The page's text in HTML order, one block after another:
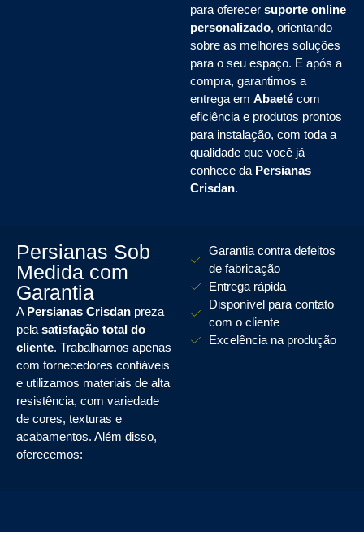
para oferecer suporte online
personalizado, orientando
sobre as melhores soluções
para o seu espaço. E após a
compra, garantimos a
entrega em Abaeté com
eficiência e produtos prontos
para instalação, com toda a
qualidade que você já
conhece da Persianas
Crisdan.
Persianas Sob
Medida com
Garantia
A Persianas Crisdan preza
pela satisfação total do
cliente. Trabalhamos apenas
com fornecedores confiáveis
e utilizamos materiais de alta
resistência, com variedade
de cores, texturas e
acabamentos. Além disso,
oferecemos:
Garantia contra defeitos
de fabricação
Entrega rápida
Disponível para contato
com o cliente
Excelência na produção